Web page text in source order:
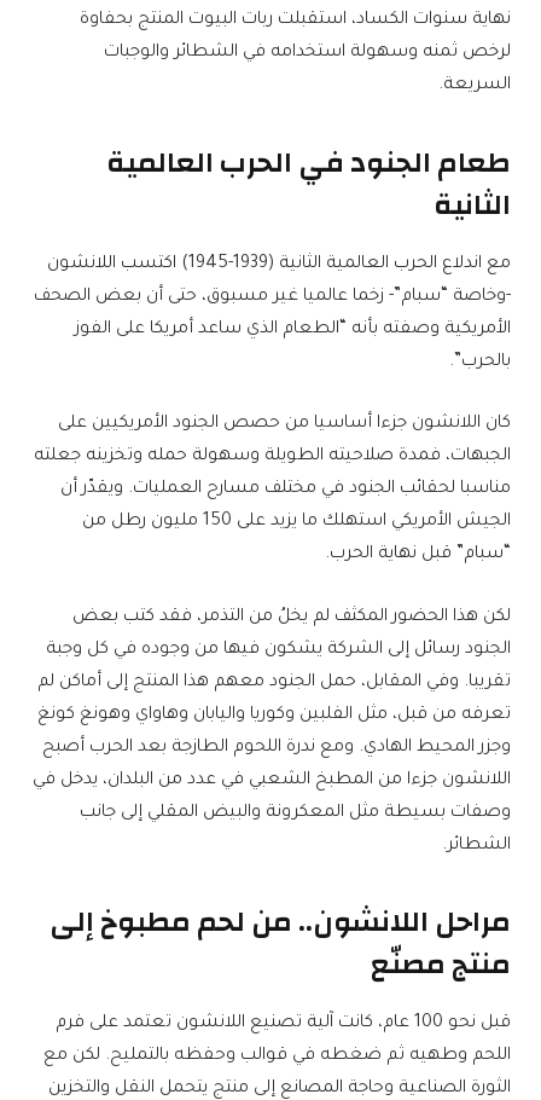
نهاية سنوات الكساد، استقبلت ربات البيوت المنتج بحفاوة
لرخص ثمنه وسهولة استخدامه في الشطائر والوجبات
السريعة.
طعام الجنود في الحرب العالمية
الثانية
مع اندلاع الحرب العالمية الثانية (1939-1945) اكتسب اللانشون
-وخاصة “سبام”- زخما عالميا غير مسبوق، حتى أن بعض الصحف
الأمريكية وصفته بأنه “الطعام الذي ساعد أمريكا على الفوز
بالحرب”.
كان اللانشون جزءا أساسيا من حصص الجنود الأمريكيين على
الجبهات، فمدة صلاحيته الطويلة وسهولة حمله وتخزينه جعلته
مناسبا لحقائب الجنود في مختلف مسارح العمليات. ويقدّر أن
الجيش الأمريكي استهلك ما يزيد على 150 مليون رطل من
“سبام” قبل نهاية الحرب.
لكن هذا الحضور المكثف لم يخلُ من التذمر، فقد كتب بعض
الجنود رسائل إلى الشركة يشكون فيها من وجوده في كل وجبة
تقريبا. وفي المقابل، حمل الجنود معهم هذا المنتج إلى أماكن لم
تعرفه من قبل، مثل الفلبين وكوريا واليابان وهاواي وهونغ كونغ
وجزر المحيط الهادي. ومع ندرة اللحوم الطازجة بعد الحرب أصبح
اللانشون جزءا من المطبخ الشعبي في عدد من البلدان، يدخل في
وصفات بسيطة مثل المعكرونة والبيض المقلي إلى جانب
الشطائر.
مراحل اللانشون.. من لحم مطبوخ إلى
منتج مصنّع
قبل نحو 100 عام، كانت آلية تصنيع اللانشون تعتمد على فرم
اللحم وطهيه ثم ضغطه في قوالب وحفظه بالتمليح. لكن مع
الثورة الصناعية وحاجة المصانع إلى منتج يتحمل النقل والتخزين